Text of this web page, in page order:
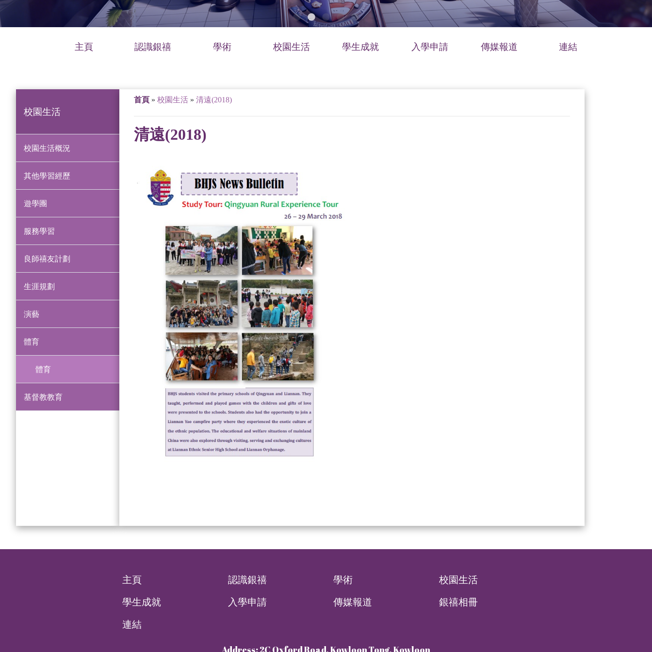
主頁 認識銀禧 學術 校園生活 學生成就 入學申請 傳媒報道 連結
校園生活
校園生活概況
其他學習經歷
遊學團
服務學習
良師禧友計劃
生涯規劃
演藝
體育
體育
基督教教育
首頁 » 校園生活 » 清遠(2018)
清遠(2018)
主頁 認識銀禧 學術
校園生活
學生成就
入學申請 傳媒報道
銀禧相冊
連結